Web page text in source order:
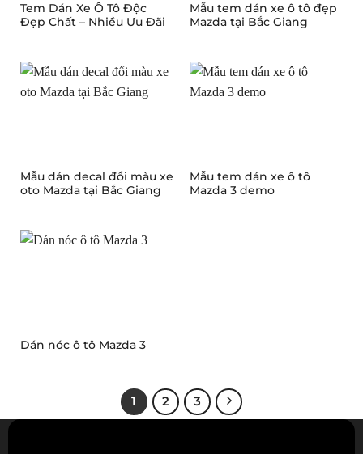
Tem Dán Xe Ô Tô Độc
Đẹp Chất – Nhiều Ưu Đãi
Mẫu tem dán xe ô tô đẹp
Mazda tại Bắc Giang
Mẫu dán decal đổi màu xe
oto Mazda tại Bắc Giang
Mẫu tem dán xe ô tô
Mazda 3 demo
Dán nóc ô tô Mazda 3
1 2 3